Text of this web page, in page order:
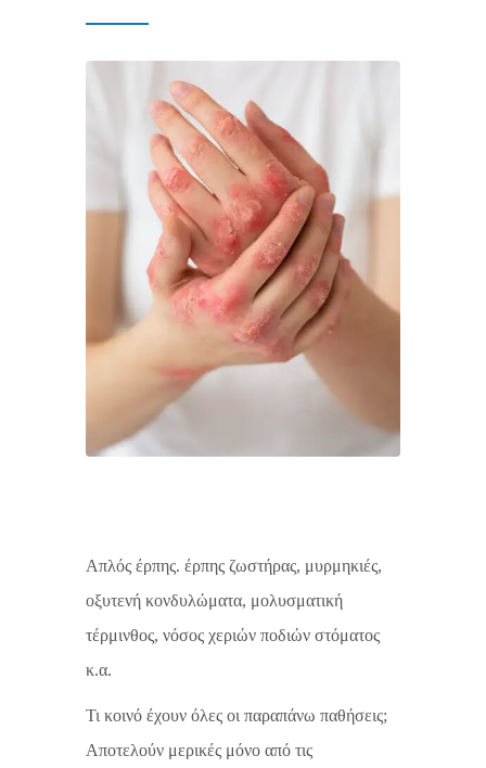
Απλός έρπης. έρπης ζωστήρας, μυρμηκιές,
οξυτενή κονδυλώματα, μολυσματική
τέρμινθος, νόσος χεριών ποδιών στόματος
κ.α.
Τι κοινό έχουν όλες οι παραπάνω παθήσεις;
Αποτελούν μερικές μόνο από τις